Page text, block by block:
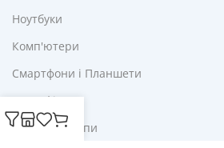
Ноутбуки
Комп'ютери
Смартфони і Планшети
Для Офісу
Ліхтарі і Лампи